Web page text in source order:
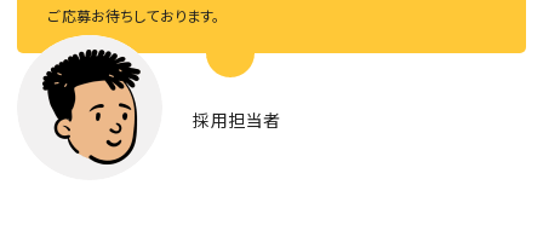
採用担当者
ご応募お待ちしております。